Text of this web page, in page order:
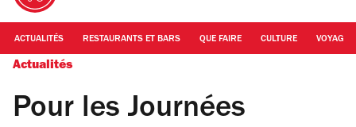
ACTUALITÉS RESTAURANTS ET BARS QUE FAIRE CULTURE VOYAGE
Actualités
Pour les Journées